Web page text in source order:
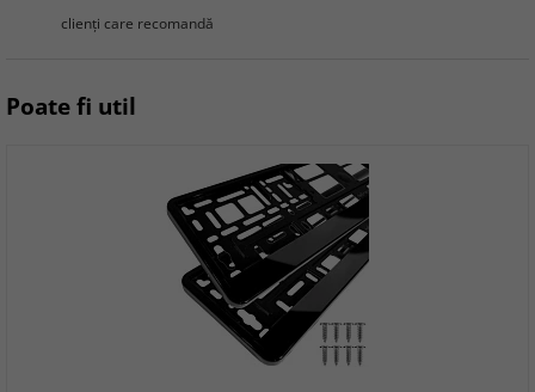
clienţi care recomandă
Poate fi util